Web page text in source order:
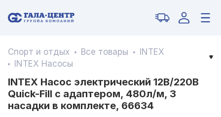
Спорт и отдых Все товары
INTEX
INTEX Насосы
INTEX Насос электрический 12В/220В
Quick-Fill с адаптером, 480л/м, 3
насадки в комплекте, 66634